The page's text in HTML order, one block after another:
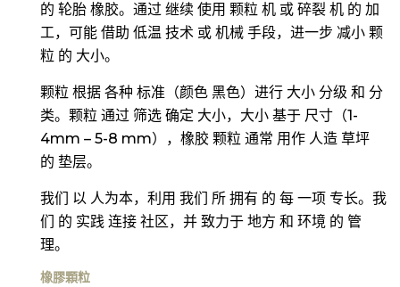
的 轮胎 橡胶。通过 继续 使用 颗粒 机 或 碎裂 机 的 加
工，可能 借助 低温 技术 或 机械 手段，进一步 减小 颗
粒 的 大小。
颗粒 根据 各种 标准（颜色 黑色）进行 大小 分级 和 分
类。颗粒 通过 筛选 确定 大小，大小 基于 尺寸（1-
4mm – 5-8 mm），橡胶 颗粒 通常 用作 人造 草坪
的 垫层。
我们 以 人为本，利用 我们 所 拥有 的 每 一项 专长。我
们 的 实践 连接 社区，并 致力于 地方 和 环境 的 管
理。
橡膠顆粒